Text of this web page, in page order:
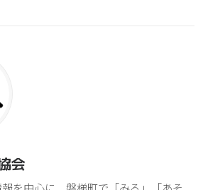
会